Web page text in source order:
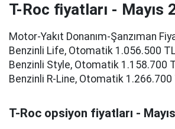
T-Roc fiyatları - Mayıs
Motor-Yakıt Donanım-Şanzıman
Benzinli Life, Otomatik 1.056.500
Benzinli Style, Otomatik 1.158.700
Benzinli R-Line, Otomatik 1.266.700
T-Roc opsiyon fiyatları -